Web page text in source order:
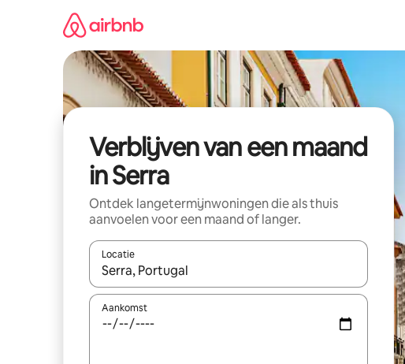
Verblijven van een maand
in Serra
Ontdek langetermijnwoningen die als thuis
aanvoelen voor een maand of langer.
Locatie
Wanneer er resultaten beschikbaar zijn, maak je een
Aankomst